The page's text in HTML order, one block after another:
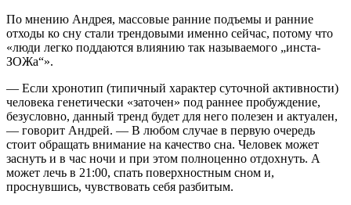
По мнению Андрея, массовые ранние подъемы и ранние
отходы ко сну стали трендовыми именно сейчас, потому что
«люди легко поддаются влиянию так называемого „инста-
ЗОЖа“».
— Если хронотип (типичный характер суточной активности)
человека генетически «заточен» под раннее пробуждение,
безусловно, данный тренд будет для него полезен и актуален,
— говорит Андрей. — В любом случае в первую очередь
стоит обращать внимание на качество сна. Человек может
заснуть и в час ночи и при этом полноценно отдохнуть. А
может лечь в 21:00, спать поверхностным сном и,
проснувшись, чувствовать себя разбитым.